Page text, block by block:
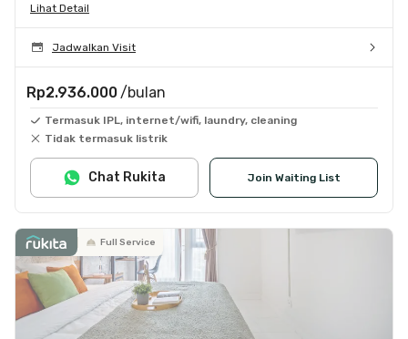
Lihat Detail
Jadwalkan Visit
Rp2.936.000 /bulan
Termasuk IPL, internet/wifi, laundry, cleaning
Tidak termasuk listrik
Join Waiting List
Chat Rukita
Full Service